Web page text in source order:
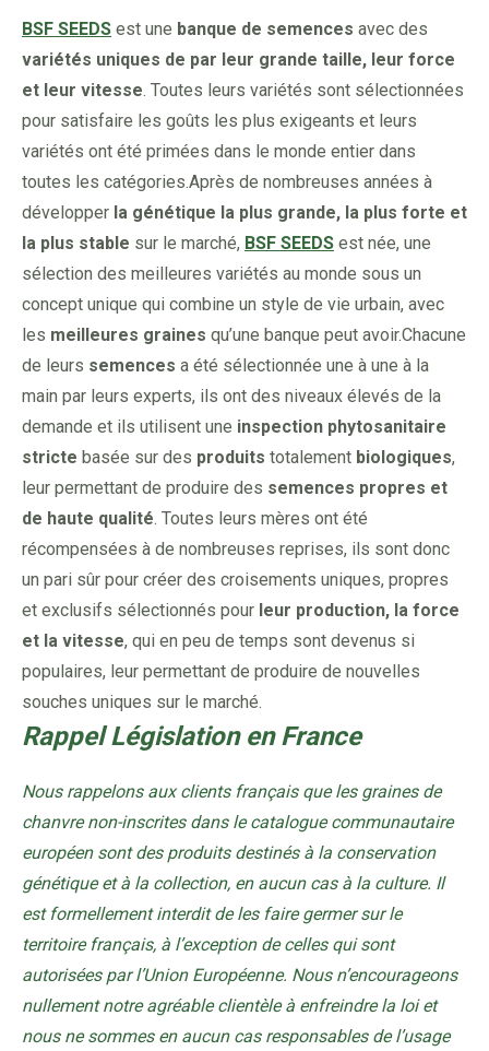
BSF SEEDS est une banque de semences avec des
variétés uniques de par leur grande taille, leur force
et leur vitesse. Toutes leurs variétés sont sélectionnées
pour satisfaire les goûts les plus exigeants et leurs
variétés ont été primées dans le monde entier dans
toutes les catégories.Après de nombreuses années à
développer la génétique la plus grande, la plus forte et
la plus stable sur le marché, BSF SEEDS est née, une
sélection des meilleures variétés au monde sous un
concept unique qui combine un style de vie urbain, avec
les meilleures graines qu’une banque peut avoir.Chacune
de leurs semences a été sélectionnée une à une à la
main par leurs experts, ils ont des niveaux élevés de la
demande et ils utilisent une inspection phytosanitaire
stricte basée sur des produits totalement biologiques,
leur permettant de produire des semences propres et
de haute qualité. Toutes leurs mères ont été
récompensées à de nombreuses reprises, ils sont donc
un pari sûr pour créer des croisements uniques, propres
et exclusifs sélectionnés pour leur production, la force
et la vitesse, qui en peu de temps sont devenus si
populaires, leur permettant de produire de nouvelles
souches uniques sur le marché.
Rappel Législation en France
Nous rappelons aux clients français que les graines de
chanvre non-inscrites dans le catalogue communautaire
européen sont des produits destinés à la conservation
génétique et à la collection, en aucun cas à la culture. Il
est formellement interdit de les faire germer sur le
territoire français, à l’exception de celles qui sont
autorisées par l’Union Européenne. Nous n’encourageons
nullement notre agréable clientèle à enfreindre la loi et
nous ne sommes en aucun cas responsables de l’usage